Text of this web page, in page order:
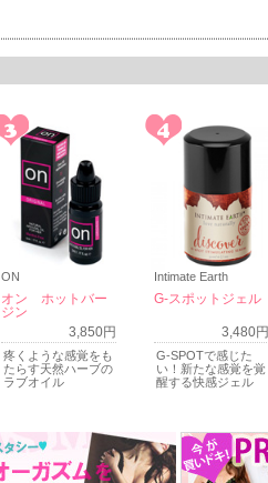
ON
オン ホットバー
ジン
3,850円
疼くような感覚をも
たらす天然ハーブの
ラブオイル
Intimate Earth
G-スポットジェル
3,480円
G-SPOTで感じた
い！新たな感覚を覚
醒する快感ジェル